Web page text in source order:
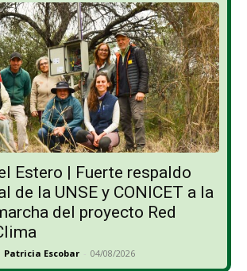
Estero | Fuerte respaldo
de la UNSE y CONICET a la
del proyecto Red
Patricia Escobar - 04/08/2026